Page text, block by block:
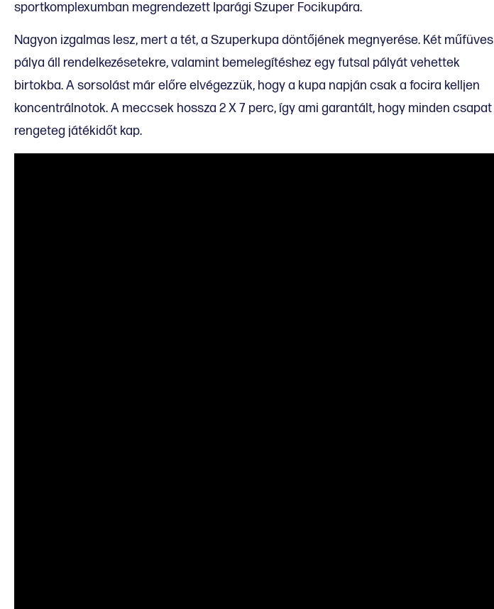
sportkomplexumban megrendezett Iparági Szuper Focikupára.
Nagyon izgalmas lesz, mert a tét, a Szuperkupa döntőjének megnyerése. Két műfüves
pálya áll rendelkezésetekre, valamint bemelegítéshez egy futsal pályát vehettek
birtokba. A sorsolást már előre elvégezzük, hogy a kupa napján csak a focira kelljen
koncentrálnotok. A meccsek hossza 2 X 7 perc, így ami garantált, hogy minden csapat
rengeteg játékidőt kap.